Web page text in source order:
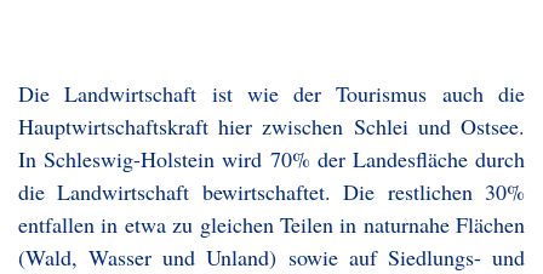
Die Landwirtschaft ist wie der Tourismus auch die
Hauptwirtschaftskraft hier zwischen Schlei und Ostsee.
In Schleswig-Holstein wird 70% der Landesfläche durch
die Landwirtschaft bewirtschaftet. Die restlichen 30%
entfallen in etwa zu gleichen Teilen in naturnahe Flächen
(Wald, Wasser und Unland) sowie auf Siedlungs- und